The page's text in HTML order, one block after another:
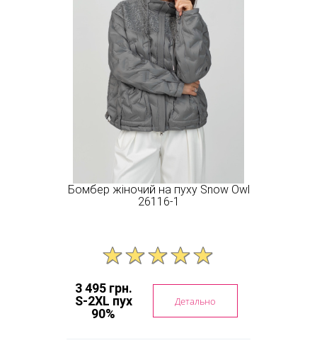
Бомбер жіночий на пуху Snow Owl
26116-1
3 495 грн.
S-2XL пух
90%
Детально